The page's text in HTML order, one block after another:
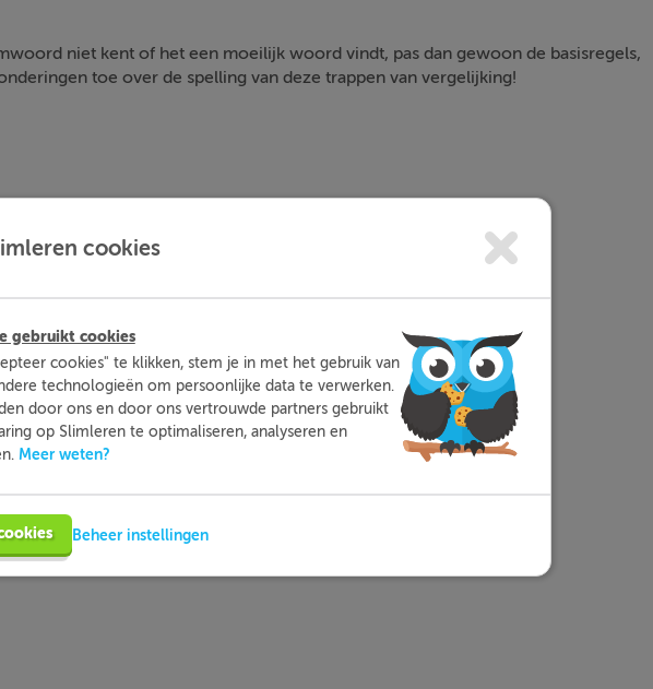
niet kent of het een moeilijk woord vindt, pas dan gewoon de basisregels,
toe over de spelling van deze trappen van vergelijking!
cookies
gebruikt cookies
cookies" te klikken, stem je in met het gebruik van
technologieën om persoonlijke data te verwerken.
door ons en door ons vertrouwde partners gebruikt
op Slimleren te optimaliseren, analyseren en
Meer weten?
Beheer instellingen